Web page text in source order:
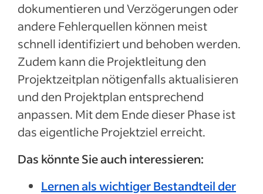
dokumentieren und Verzögerungen oder
andere Fehlerquellen können meist
schnell identifiziert und behoben werden.
Zudem kann die Projektleitung den
Projektzeitplan nötigenfalls aktualisieren
und den Projektplan entsprechend
anpassen. Mit dem Ende dieser Phase ist
das eigentliche Projektziel erreicht.
Das könnte Sie auch interessieren:
Lernen als wichtiger Bestandteil der